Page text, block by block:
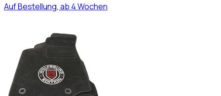
Auf Bestellung, ab 4 Wochen